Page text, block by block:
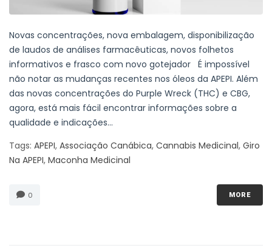
Novas concentrações, nova embalagem, disponibilização
de laudos de análises farmacêuticas, novos folhetos
informativos e frasco com novo gotejador É impossível
não notar as mudanças recentes nos óleos da APEPI. Além
das novas concentrações do Purple Wreck (THC) e CBG,
agora, está mais fácil encontrar informações sobre a
qualidade e indicações...
Tags: APEPI, Associação Canábica, Cannabis Medicinal, Giro
Na APEPI, Maconha Medicinal
0 MORE